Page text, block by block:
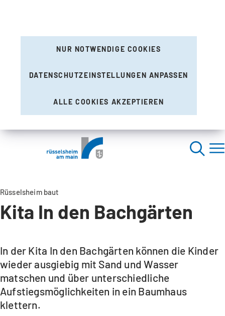
NUR NOTWENDIGE COOKIES
DATENSCHUTZEINSTELLUNGEN ANPASSEN
ALLE COOKIES AKZEPTIEREN
Rüsselsheim baut
Kita In den Bachgärten
In der Kita In den Bachgärten können die Kinder
wieder ausgiebig mit Sand und Wasser
matschen und über unterschiedliche
Aufstiegsmöglichkeiten in ein Baumhaus
klettern.